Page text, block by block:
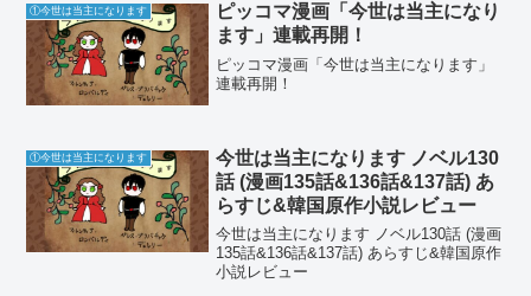
①今世は当主になります
ピッコマ漫画「今世は当主になり
ます」連載再開！
ピッコマ漫画「今世は当主になります」
連載再開！
①今世は当主になります
今世は当主になります ノベル130
話 (漫画135話&136話&137話) あ
らすじ&韓国原作小説レビュー
今世は当主になります ノベル130話 (漫画
135話&136話&137話) あらすじ&韓国原作
小説レビュー